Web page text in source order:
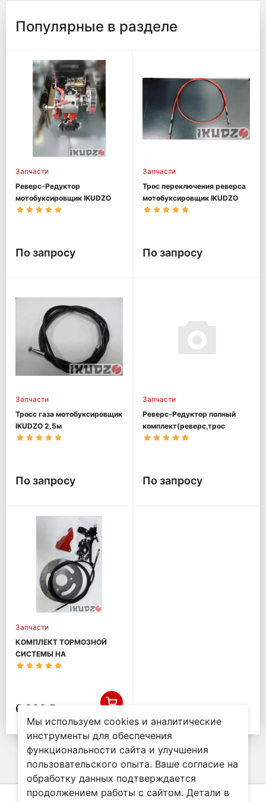
Популярные в разделе
Запчасти
Реверс-Редуктор
мотобуксировщик IKUDZO
По запросу
Запчасти
Трос переключения реверса
мотобуксировщик IKUDZO
По запросу
Запчасти
Тросс газа мотобуксировщик
IKUDZO 2,5м
По запросу
Запчасти
Реверс-Редуктор полный
комплект(реверс,трос
ревер., ручка)
По запросу
Запчасти
КОМПЛЕКТ ТОРМОЗНОЙ
СИСТЕМЫ НА
МОТОБУКСИРОВЩИК
6 300 ₽
Мы используем cookies и аналитические
инструменты для обеспечения
функциональности сайта и улучшения
пользовательского опыта. Ваше согласие на
обработку данных подтверждается
продолжением работы с сайтом. Детали в